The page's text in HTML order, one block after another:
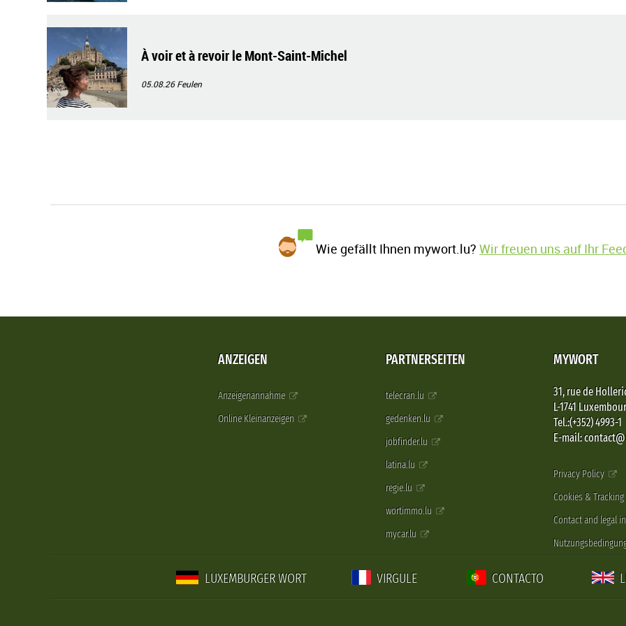
À voir et à revoir le Mont-Saint-Michel
05.08.26Feulen
Wie gefällt Ihnen mywort.lu?Wir freuen uns auf Ihr
ANZEIGEN
Anzeigenannahme
Online Kleinanzeigen
PARTNERSEITEN
telecran.lu
gedenken.lu
jobfinder.lu
latina.lu
regie.lu
wortimmo.lu
mycar.lu
MYWORT
31, rue de
L-1741
Tel.:(+352) 4993-1
E-mail:
Privacy Policy
Cookies & Tracking
Contact and legal
LUXEMBURGER WORT VIRGULE CONTACTO